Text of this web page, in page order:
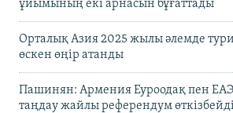
ұйымының екі арнасын бұғаттады
Орталық Азия 2025 жылы әлемде
өскен өңір атанды
Пашинян: Армения Еуроодақ пен
таңдау жайлы референдум өткізбейді